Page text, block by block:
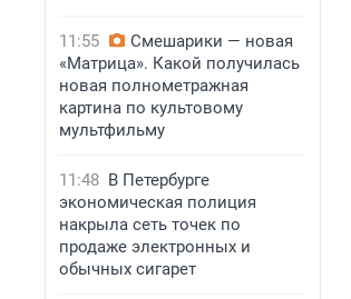
11:55
Смешарики — новая
«Матрица». Какой получилась
новая полнометражная
картина по культовому
мультфильму
11:48 В Петербурге
экономическая полиция
накрыла сеть точек по
продаже электронных и
обычных сигарет